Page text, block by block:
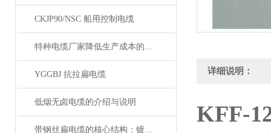
CKJP90/NSC 船用控制电缆
特种电缆厂家降低生产成本的合理手段
YGGBJ 抗拉扁电缆
低烟无卤电缆的介绍与说明
带钢丝扁电缆的核心结构：镀锌钢丝绳的抗拉强化设计
详细说明：
KFF-